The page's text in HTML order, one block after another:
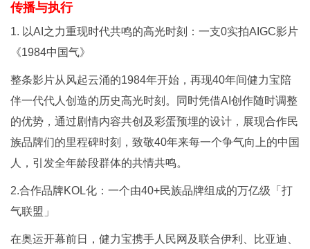
传播与执行
1. 以AI之力重现时代共鸣的高光时刻：一支0实拍AIGC影片
《1984中国气》
整条影片从风起云涌的1984年开始，再现40年间健力宝陪
伴一代代人创造的历史高光时刻。同时凭借AI创作随时调整
的优势，通过剧情内容共创及彩蛋预埋的设计，展现合作民
族品牌们的里程碑时刻，致敬40年来每一个争气向上的中国
人，引发全年龄段群体的共情共鸣。
2.合作品牌KOL化：一个由40+民族品牌组成的万亿级「打
气联盟」
在奥运开幕前日，健力宝携手人民网及联合伊利、比亚迪、